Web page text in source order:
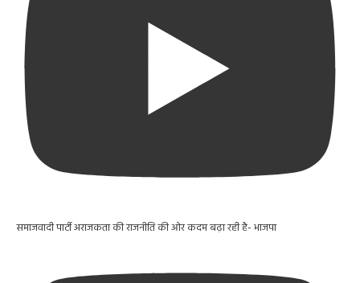
समाजवादी पार्टी अराजकता की राजनीति की ओर कदम बढ़ा रही है- भाजपा